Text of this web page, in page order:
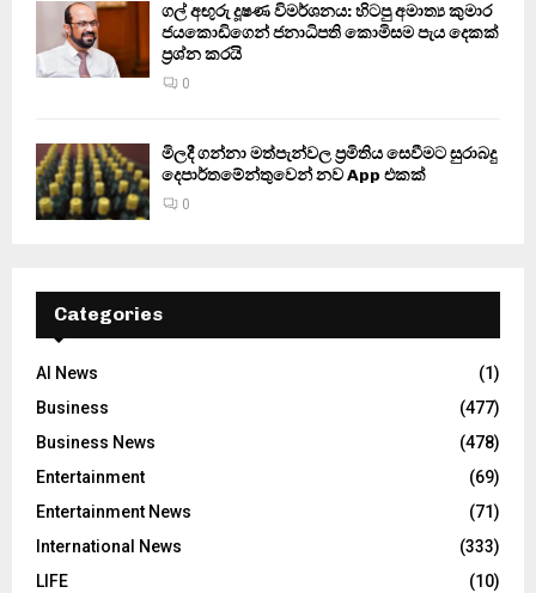
ගල් අඟුරු දූෂණ විමර්ශනය: හිටපු අමාත්‍ය කුමාර
ජයකොඩිගෙන් ජනාධිපති කොමිසම පැය දෙකක්
ප්‍රශ්න කරයි
0
මිලදී ගන්නා මත්පැන්වල ප්‍රමිතිය සෙවීමට සුරාබදු
දෙපාර්තමේන්තුවෙන් නව App එකක්
0
Categories
AI News
(1)
Business
(477)
Business News
(478)
Entertainment
(69)
Entertainment News
(71)
International News
(333)
LIFE
(10)